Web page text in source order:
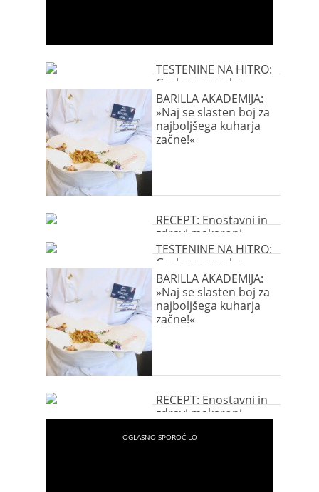
TESTENINE NA HITRO:
Grahova omaka
BARILLA AKADEMIJA:
»Naj se slasten boj za
najboljšega kuharja
začne!«
RECEPT: Enostavni in
zdravi makaroni
TESTENINE NA HITRO:
Grahova omaka
BARILLA AKADEMIJA:
»Naj se slasten boj za
najboljšega kuharja
začne!«
RECEPT: Enostavni in
zdravi makaroni